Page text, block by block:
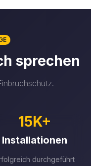
sprechen
15K+
Installationen
durchgeführt